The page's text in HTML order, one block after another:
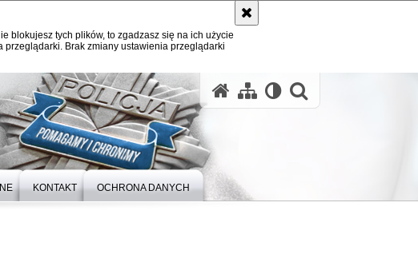
blokujesz tych plików, to zgadzasz się na ich użycie
Brak zmiany ustawienia przeglądarki
KONTAKT OCHRONA DANYCH